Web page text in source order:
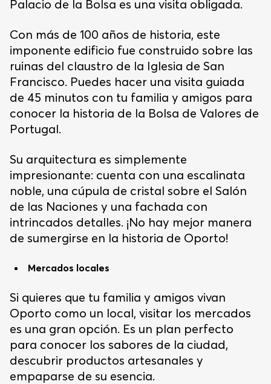
Palacio de la Bolsa es una visita obligada.
Con más de 100 años de historia, este
imponente edificio fue construido sobre las
ruinas del claustro de la Iglesia de San
Francisco. Puedes hacer una visita guiada
de 45 minutos con tu familia y amigos para
conocer la historia de la Bolsa de Valores de
Portugal.
Su arquitectura es simplemente
impresionante: cuenta con una escalinata
noble, una cúpula de cristal sobre el Salón
de las Naciones y una fachada con
intrincados detalles. ¡No hay mejor manera
de sumergirse en la historia de Oporto!
Mercados locales
Si quieres que tu familia y amigos vivan
Oporto como un local, visitar los mercados
es una gran opción. Es un plan perfecto
para conocer los sabores de la ciudad,
descubrir productos artesanales y
empaparse de su esencia.